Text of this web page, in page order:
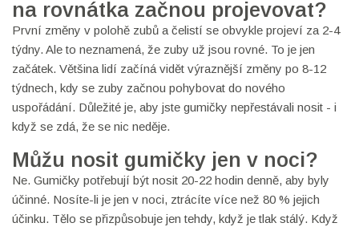
na rovnátka začnou projevovat?
První změny v polohě zubů a čelistí se obvykle projeví za 2-4
týdny. Ale to neznamená, že zuby už jsou rovné. To je jen
začátek. Většina lidí začíná vidět výraznější změny po 8-12
týdnech, kdy se zuby začnou pohybovat do nového
uspořádání. Důležité je, aby jste gumičky nepřestávali nosit - i
když se zdá, že se nic neděje.
Můžu nosit gumičky jen v noci?
Ne. Gumičky potřebují být nosit 20-22 hodin denně, aby byly
účinné. Nosíte-li je jen v noci, ztrácíte více než 80 % jejich
účinku. Tělo se přizpůsobuje jen tehdy, když je tlak stálý. Když